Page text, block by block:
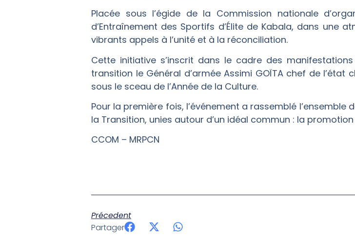
Placée sous l’égide de la Commission nationale
d’Entraînement des Sportifs d’Élite de Kabala, dans une
vibrants appels à l’unité et à la réconciliation.
Cette initiative s’inscrit dans le cadre des
transition le Général d’armée Assimi GOÏTA chef de l’état
sous le sceau de l’Année de la Culture.
Pour la première fois, l’événement a rassemblé
la Transition, unies autour d’un idéal commun : la
CCOM – MRPCN
Précedent
Partager